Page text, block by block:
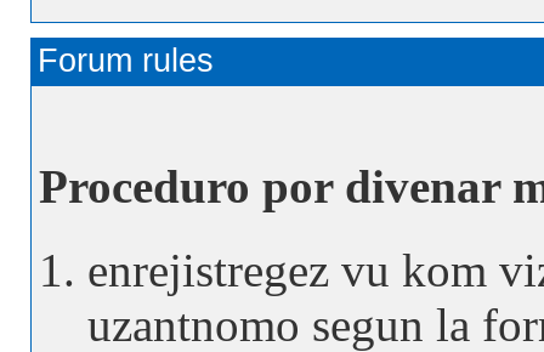
Forum rules
Proceduro por divenar
enrejistregez vu kom
uzantnomo segun la